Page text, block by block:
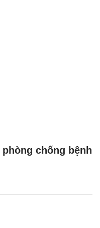
chống bệnh